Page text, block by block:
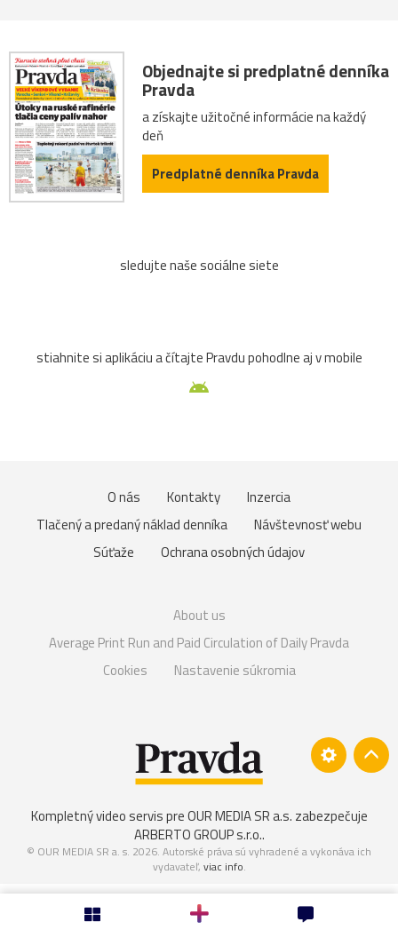
Objednajte si predplatné denníka
Pravda
a získajte užitočné informácie na každý
deň
Predplatné denníka Pravda
sledujte naše sociálne siete
stiahnite si aplikáciu a čítajte Pravdu pohodlne aj v mobile
O nás Kontakty
Inzercia
Tlačený a predaný náklad denníka
Návštevnosť webu
Súťaže
Ochrana osobných údajov
About us
Average Print Run and Paid Circulation of Daily Pravda
Cookies
Nastavenie súkromia
Kompletný video servis pre OUR MEDIA SR a.s. zabezpečuje
ARBERTO GROUP s.r.o..
© OUR MEDIA SR a. s. 2026. Autorské práva sú vyhradené a vykonáva ich
vydavateľ, viac info.